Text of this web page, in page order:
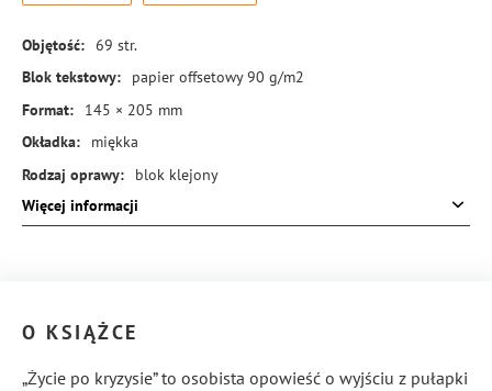
Objętość: 69 str.
Blok tekstowy:
papier offsetowy 90 g/m2
Format:
145 × 205 mm
Okładka:
miękka
Rodzaj oprawy:
blok klejony
ISBN:
978-83-8431-150-9
Więcej informacji
O KSIĄŻCE
„Życie po kryzysie” to osobista opowieść o wyjściu z pułapki